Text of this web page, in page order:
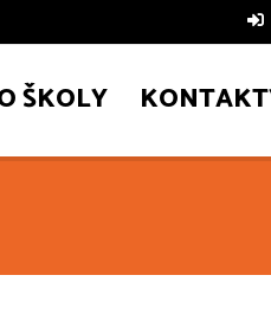
ŠKOLY